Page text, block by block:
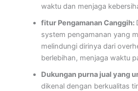
waktu dan menjaga
fitur Pengamanan Canggih:
system pengamanan yang
melindungi dirinya dari
berlebihan, menjaga waktu
Dukungan purna jual yang
dikenal dengan berkualitas